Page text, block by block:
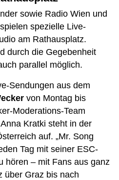
sowie Radio Wien und
spezielle Live-
am Rathausplatz.
durch die Gegebenheit
parallel möglich.
Sendungen aus dem
von Montag bis
Moderations-Team
Kratki steht in der
auf. „Mr. Song
Tag mit seiner ESC-
hören – mit Fans aus ganz
über Graz bis nach